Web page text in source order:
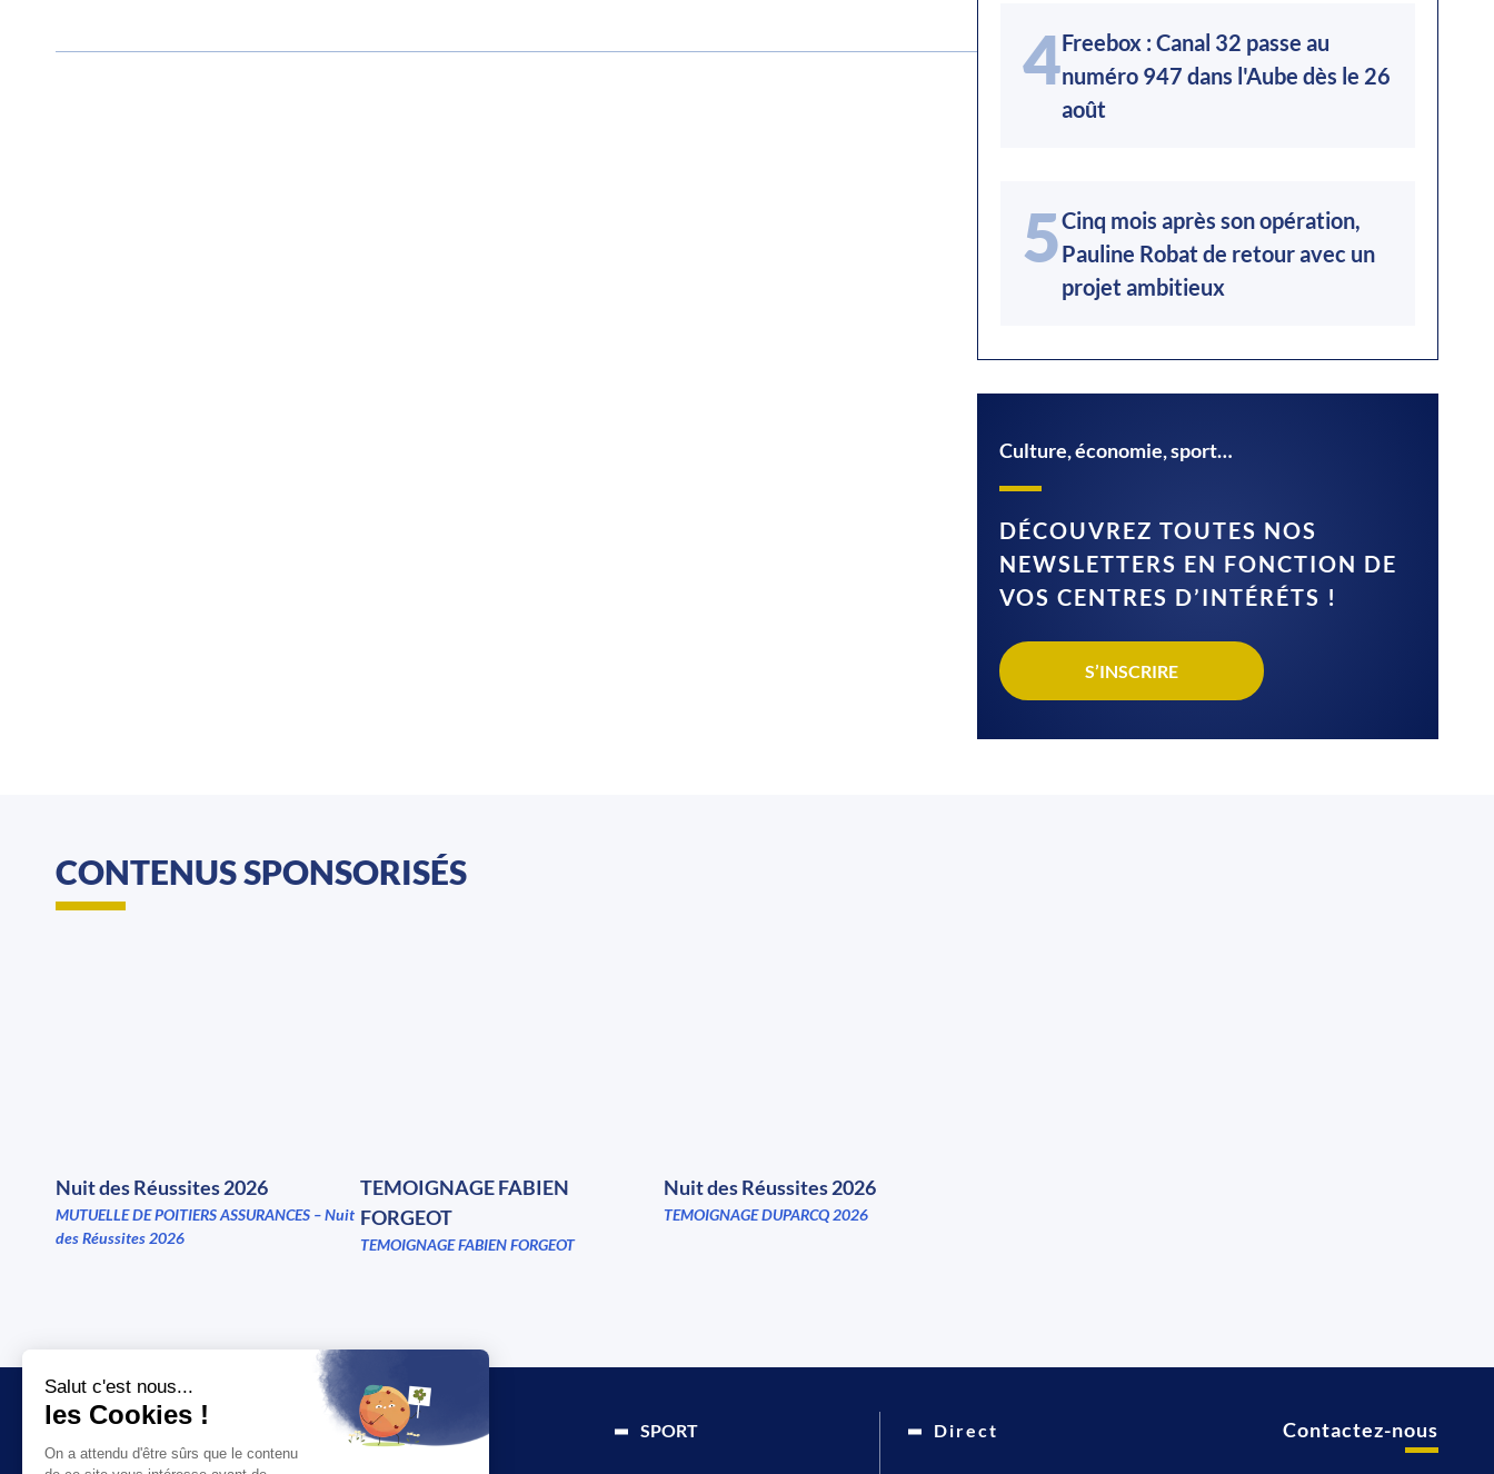
4Freebox : Canal 32 passe au
numéro 947 dans l'Aube dès le 26
août
5Cinq mois après son opération,
Pauline Robat de retour avec un
projet ambitieux
Culture, économie, sport…
DÉCOUVREZ TOUTES NOS
NEWSLETTERS EN FONCTION DE
VOS CENTRES D’INTÉRÉTS !
S’INSCRIRE
CONTENUS SPONSORISÉS
Nuit des Réussites 2026
MUTUELLE DE POITIERS ASSURANCES – Nuit
des Réussites 2026
TEMOIGNAGE FABIEN
FORGEOT
TEMOIGNAGE FABIEN FORGEOT
Nuit des Réussites 2026
TEMOIGNAGE DUPARCQ 2026
JT SPORT Direct Contactez-nous